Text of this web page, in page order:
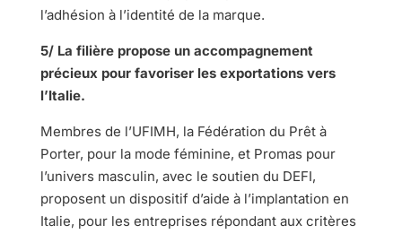
l’adhésion à l’identité de la marque.
5/ La filière propose un accompagnement
précieux pour favoriser les exportations vers
l’Italie.
Membres de l’UFIMH, la Fédération du Prêt à
Porter, pour la mode féminine, et Promas pour
l’univers masculin, avec le soutien du DEFI,
proposent un dispositif d’aide à l’implantation en
Italie, pour les entreprises répondant aux critères